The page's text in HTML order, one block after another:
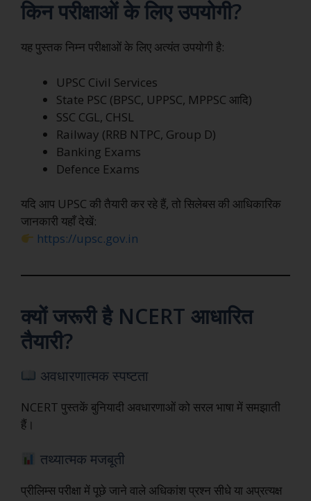
किन परीक्षाओं के लिए उपयोगी?
यह पुस्तक निम्न परीक्षाओं के लिए अत्यंत उपयोगी है:
UPSC Civil Services
State PSC (BPSC, UPPSC, MPPSC आदि)
SSC CGL, CHSL
Railway (RRB NTPC, Group D)
Banking Exams
Defence Exams
यदि आप UPSC की तैयारी कर रहे हैं, तो सिलेबस की आधिकारिक
जानकारी यहाँ देखें:
https://upsc.gov.in
क्यों जरूरी है NCERT आधारित
तैयारी?
अवधारणात्मक स्पष्टता
NCERT पुस्तकें बुनियादी अवधारणाओं को सरल भाषा में समझाती
हैं।
तथ्यात्मक मजबूती
प्रीलिम्स परीक्षा में पूछे जाने वाले अधिकांश प्रश्न सीधे या अप्रत्यक्ष